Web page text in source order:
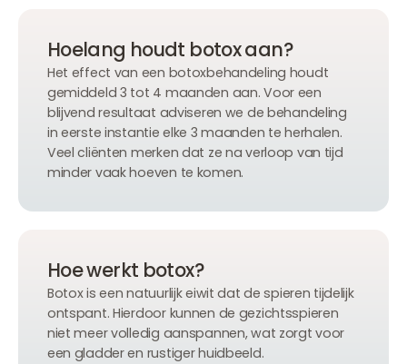
Hoelang houdt botox aan?
Het effect van een botoxbehandeling houdt
gemiddeld 3 tot 4 maanden aan. Voor een
blijvend resultaat adviseren we de behandeling
in eerste instantie elke 3 maanden te herhalen.
Veel cliënten merken dat ze na verloop van tijd
minder vaak hoeven te komen.
Hoe werkt botox?
Botox is een natuurlijk eiwit dat de spieren tijdelijk
ontspant. Hierdoor kunnen de gezichtsspieren
niet meer volledig aanspannen, wat zorgt voor
een gladder en rustiger huidbeeld.